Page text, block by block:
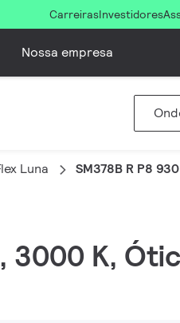
CarreirasInvestidores
Nossa empresa
Luna SM378B R P8 930
3000 K,